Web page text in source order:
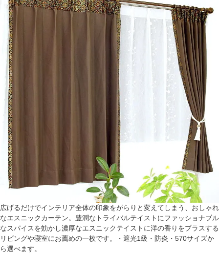
広げるだけでインテリア全体の印象をがらりと変えてしまう、おしゃれ
なエスニックカーテン。豊潤なトライバルテイストにファッショナブル
なスパイスを効かし濃厚なエスニックテイストに洋の香りをプラスする
リビングや寝室にお薦めの一枚です。・遮光1級・防炎・570サイズか
ら選べます。